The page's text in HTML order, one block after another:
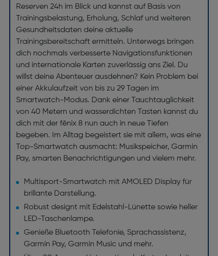
Reserven 24h im Blick und kannst auf Basis von
Trainingsbelastung, Erholung, Schlaf und weiteren
Gesundheitsdaten deine aktuelle
Trainingsbereitschaft ermitteln. Unterwegs bringen
dich nochmals verbesserte Navigationsfunktionen
und internationale Karten zuverlässig ans Ziel. Du
willst deine Abenteuer ausdehnen? Kein Problem bei
einer Akkulaufzeit von bis zu 29 Tagen im
Smartwatch-Modus. Dank einer Tauchtauglichkeit
von 40 Metern und wasserdichten Tasten kannst du
dich mit der fēnix 8 nun auch in neue Tiefen
begeben. Im Alltag begeistert sie mit allem, was eine
Top-Smartwatch ausmacht: Musikspeicher, Garmin
Pay, smarten Benachrichtigungen und vielem mehr.
Multisport-Smartwatch mit AMOLED Display für
brillante Darstellung.
Robust designt mit Edelstahl-Lünette sowie heller
LED-Taschenlampe.
Genieße Bluetooth Telefonie, Sprachassistenz,
Garmin Pay, Garmin Music und mehr.